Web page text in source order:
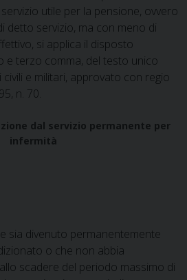
utile per la pensione, ovvero
detto servizio, ma con meno di
si applica il disposto
e terzo comma, del testo unico
civili e militari, approvato con regio
n. 70.
dal servizio permanente per
infermità
sia divenuto permanentemente
o che non abbia
scadere del periodo massimo di